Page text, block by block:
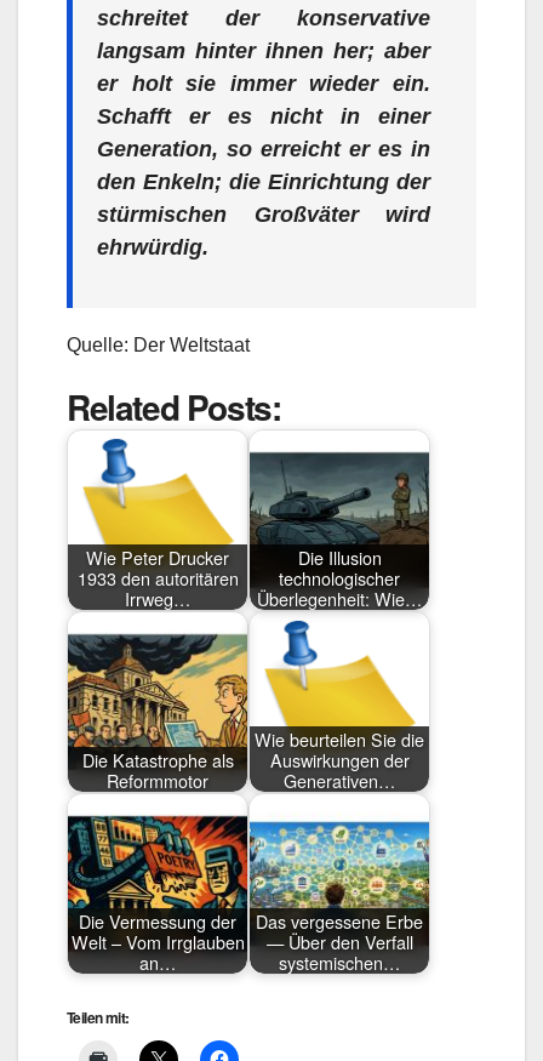
schreitet der konservative
langsam hinter ihnen her; aber
er holt sie immer wieder ein.
Schafft er es nicht in einer
Generation, so erreicht er es in
den Enkeln; die Einrichtung der
stürmischen Großväter wird
ehrwürdig.
Quelle: Der Weltstaat
Related Posts:
Wie Peter Drucker
1933 den autoritären
Irrweg…
Die Illusion
technologischer
Überlegenheit: Wie…
Die Katastrophe als
Reformmotor
Wie beurteilen Sie die
Auswirkungen der
Generativen…
Die Vermessung der
Welt – Vom Irrglauben
an…
Das vergessene Erbe
— Über den Verfall
systemischen…
Teilen mit: